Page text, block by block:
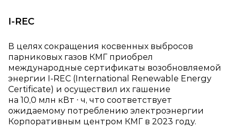
I‑REC
В целях сокращения косвенных выбросов
парниковых газов КМГ приобрел
международные сертификаты возобновляемой
энергии I‑REC (International Renewable Energy
Certificate) и осуществил их гашение
на 10,0 млн кВт ∙ ч, что соответствует
ожидаемому потреблению электроэнергии
Корпоративным центром КМГ в 2023 году.